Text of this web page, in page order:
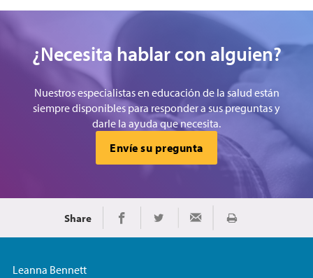
¿Necesita hablar con alguien?
Nuestros especialistas en educación de la salud están
siempre disponibles para responder a sus preguntas y
darle la ayuda que necesita.
Envíe su pregunta
Share Share on Facebook
Share on TwitterShare via EmailImprimir
Leanna Bennett